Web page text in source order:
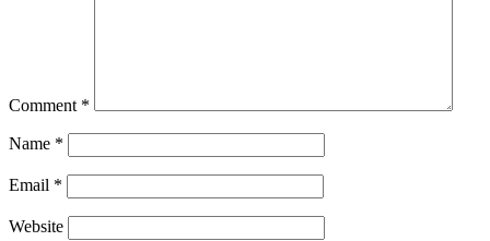
Comment *
Name *
Email *
Website